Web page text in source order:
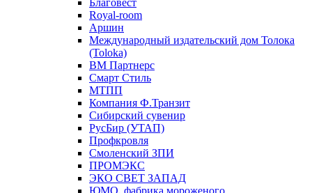
Благовест
Royal-room
Аршин
Международный издательский дом Толока
(Toloka)
ВМ Партнерс
Смарт Стиль
МТПП
Компания Ф.Транзит
Сибирский сувенир
РусБир (УТАП)
Профкровля
Смоленский ЗПИ
ПРОМЭКС
ЭКО СВЕТ ЗАПАД
ЮМО, фабрика мороженого